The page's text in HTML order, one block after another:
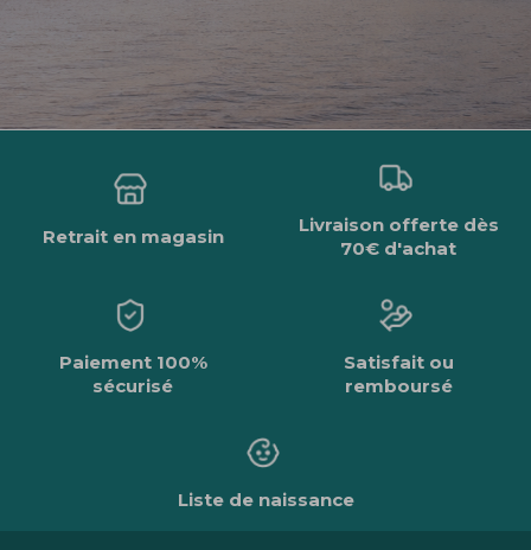
Retrait en magasin
Livraison offerte dès
70€ d'achat
Paiement 100%
sécurisé
Satisfait ou
remboursé
Liste de naissance